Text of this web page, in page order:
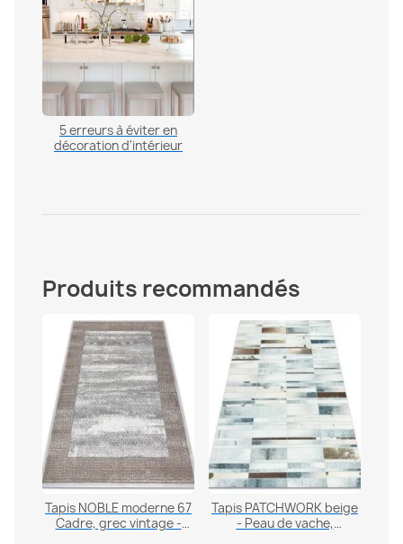
5 erreurs à éviter en
décoration d'intérieur
Produits recommandés
Tapis NOBLE moderne 67
Cadre, grec vintage -
Tapis PATCHWORK beige
- Peau de vache,